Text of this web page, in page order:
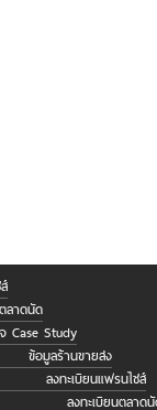
ลาดนัด
Case Study
ข้อมูลร้านขายส่ง
ลงทะเบียนแฟรนไชส์
ลงทะเบียนตลาด